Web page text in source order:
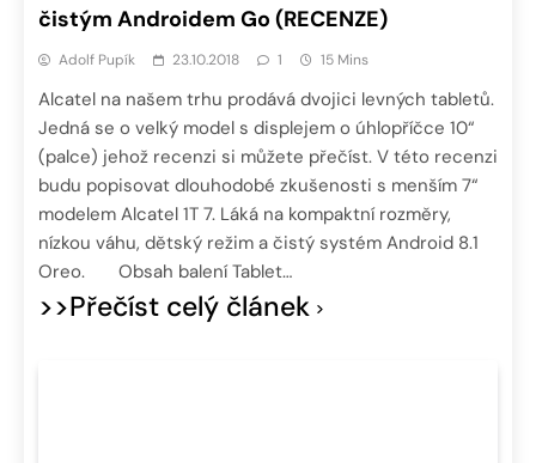
čistým Androidem Go (RECENZE)
Adolf Pupík 23.10.2018 1 15 Mins
Alcatel na našem trhu prodává dvojici levných tabletů.
Jedná se o velký model s displejem o úhlopříčce 10“
(palce) jehož recenzi si můžete přečíst. V této recenzi
budu popisovat dlouhodobé zkušenosti s menším 7“
modelem Alcatel 1T 7. Láká na kompaktní rozměry,
nízkou váhu, dětský režim a čistý systém Android 8.1
Oreo. Obsah balení Tablet…
>>Přečíst celý článek